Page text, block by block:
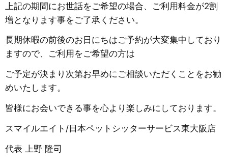
上記の期間にお世話をご希望の場合、ご利用料金が2割
増となります事をご了承ください。
長期休暇の前後のお日にちはご予約が大変集中しており
ますので、ご利用をご希望の方は
ご予定が決まり次第お早めにご相談いただくことをお勧
めいたします。
皆様にお会いできる事を心より楽しみにしております。
スマイルエイト/日本ペットシッターサービス東大阪店
代表 上野 隆司